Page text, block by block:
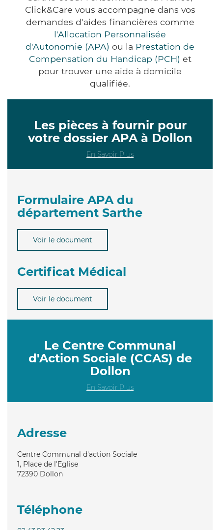
Click&Care vous accompagne dans vos
demandes d'aides financières comme
l'Allocation Personnalisée
d'Autonomie (APA) ou la Prestation de
Compensation du Handicap (PCH) et
pour trouver une aide à domicile
qualifiée.
Les pièces à fournir pour
votre dossier APA à Dollon
En Savoir Plus
Formulaire APA du
département Sarthe
Voir le document
Certificat Médical
Voir le document
Le Centre Communal
d'Action Sociale (CCAS) de
Dollon
En Savoir Plus
Adresse
Centre Communal d'action Sociale
1, Place de l'Eglise
72390 Dollon
Téléphone